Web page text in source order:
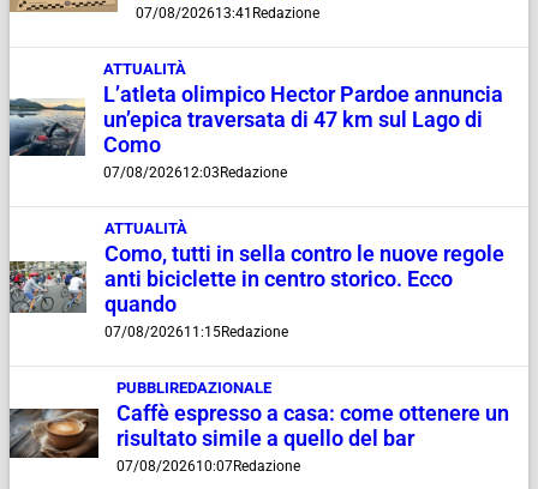
07/08/202613:41 Redazione
ATTUALITÀ
L’atleta olimpico Hector Pardoe annuncia
un’epica traversata di 47 km sul Lago di
Como
07/08/202612:03 Redazione
ATTUALITÀ
Como, tutti in sella contro le nuove regole
anti biciclette in centro storico. Ecco
quando
07/08/202611:15Redazione
PUBBLIREDAZIONALE
Caffè espresso a casa: come ottenere un
risultato simile a quello del bar
07/08/202610:07Redazione